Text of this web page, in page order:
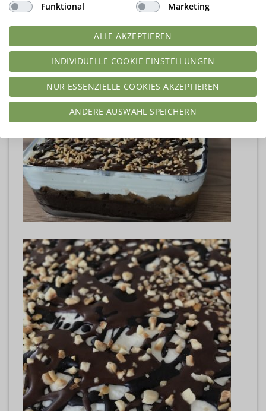
Funktional
Marketing
ALLE AKZEPTIEREN
INDIVIDUELLE COOKIE EINSTELLUNGEN
NUR ESSENZIELLE COOKIES AKZEPTIEREN
ANDERE AUSWAHL SPEICHERN